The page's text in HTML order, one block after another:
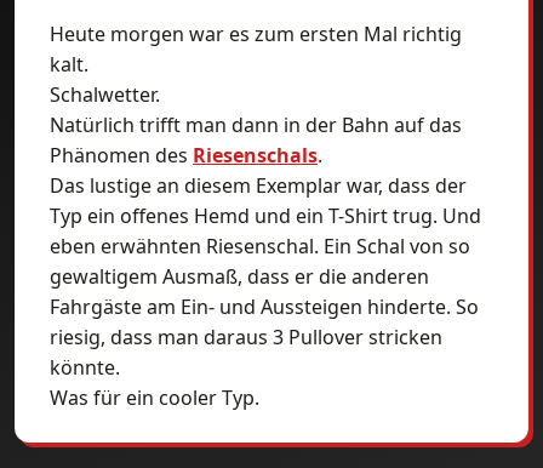
Heute morgen war es zum ersten Mal richtig
kalt.
Schalwetter.
Natürlich trifft man dann in der Bahn auf das
Phänomen des Riesenschals.
Das lustige an diesem Exemplar war, dass der
Typ ein offenes Hemd und ein T-Shirt trug. Und
eben erwähnten Riesenschal. Ein Schal von so
gewaltigem Ausmaß, dass er die anderen
Fahrgäste am Ein- und Aussteigen hinderte. So
riesig, dass man daraus 3 Pullover stricken
könnte.
Was für ein cooler Typ.